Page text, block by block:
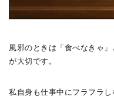
風邪のときは「食べなきゃ
が大切です。
私自身も仕事中にフラフラ